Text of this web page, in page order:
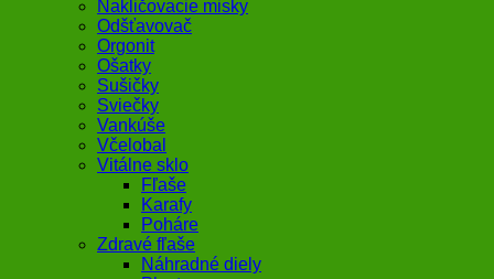
Nakličovacie misky
Odšťavovač
Orgonit
Ošatky
Sušičky
Sviečky
Vankúše
Včelobal
Vitálne sklo
Fľaše
Karafy
Poháre
Zdravé fľaše
Náhradné diely